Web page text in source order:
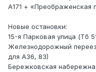
А171 + «Преображенская
Новые остановки:
15-я Парковая улица (Тб
Железнодорожный
для А36, 83)
Бережковская